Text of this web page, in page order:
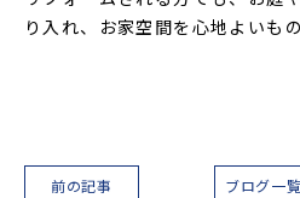
り入れ、お家空間を心地よいも
前の記事 ブログ一